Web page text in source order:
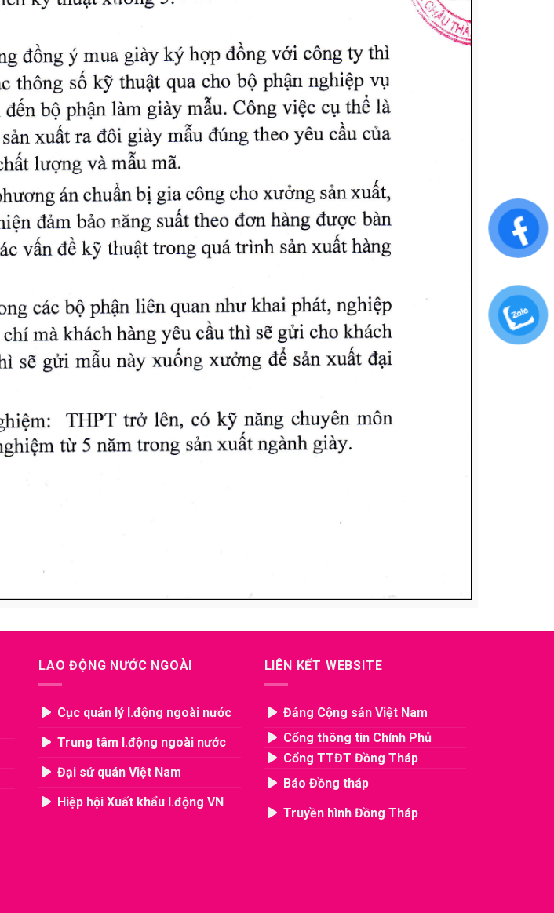
LAO ĐỘNG NƯỚC NGOÀI
Cục quản lý l.động ngoài nước
Trung tâm l.động ngoài nước
Đại sứ quán Việt Nam
Hiệp hội Xuất khẩu l.động VN
LIÊN KẾT WEBSITE
Đảng Cộng sản Việt Nam
Cổng thông tin Chính Phủ
Cổng TTĐT Đồng Tháp
Báo Đồng tháp
Truyền hình Đồng Tháp